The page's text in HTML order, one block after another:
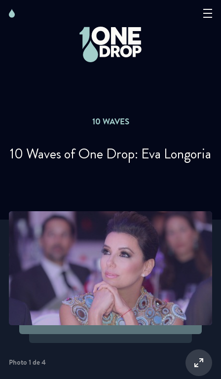
10 WAVES
10 Waves of One Drop: Eva Longoria
Photo 1 de 4